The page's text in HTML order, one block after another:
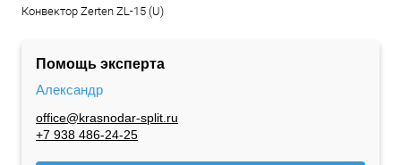
Конвектор Zerten ZL-15 (U)
Помощь эксперта
Александр
office@krasnodar-split.ru
+7 938 486-24-25